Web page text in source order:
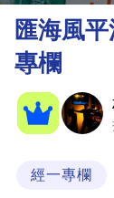
匯海風
專欄
經一專欄